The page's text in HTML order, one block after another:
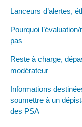
Lanceurs d’alertes,
Pourquoi
pas
Reste à charge,
modérateur
Informations
soumettre à un
des PSA